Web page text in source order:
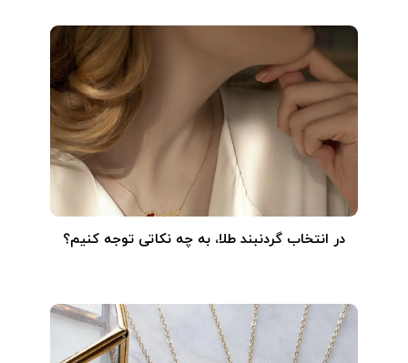
در انتخاب گردنبند طلا‌، به چه نکاتی توجه کنیم؟